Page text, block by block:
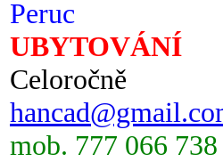
Peruc
UBYTOVÁNÍ
Celoročně
mob. 777 066 738